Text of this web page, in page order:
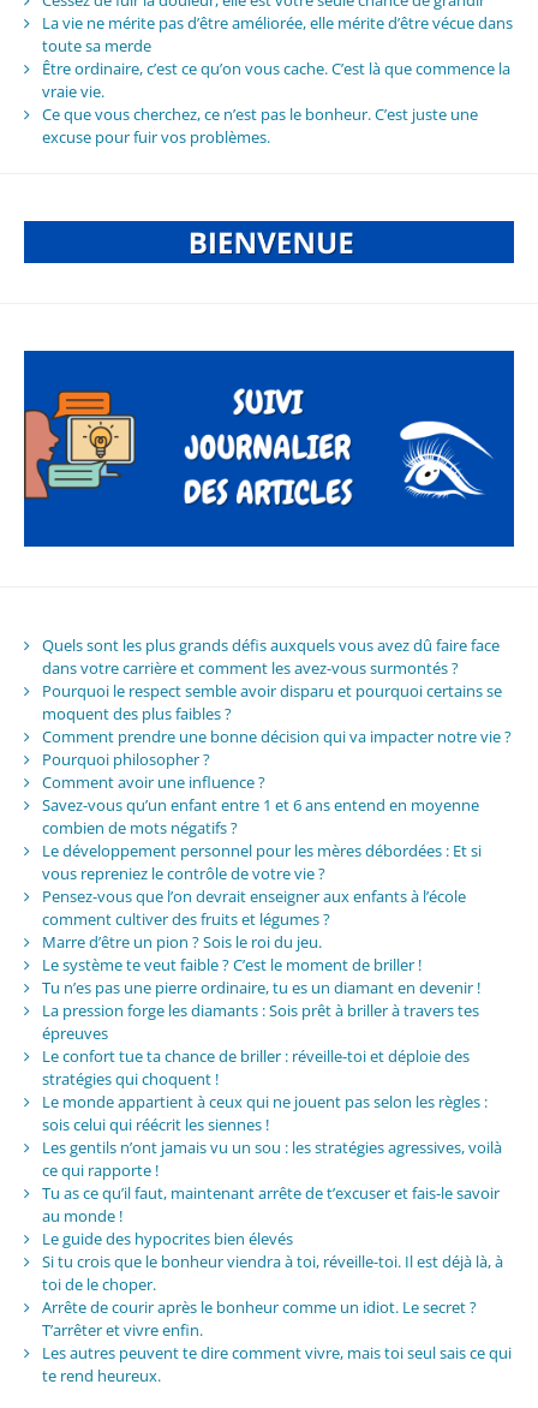
La vie ne mérite pas d’être améliorée, elle mérite d’être vécue dans
toute sa merde
Être ordinaire, c’est ce qu’on vous cache. C’est là que commence la
vraie vie.
Ce que vous cherchez, ce n’est pas le bonheur. C’est juste une
excuse pour fuir vos problèmes.
Quels sont les plus grands défis auxquels vous avez dû faire face
dans votre carrière et comment les avez-vous surmontés ?
Pourquoi le respect semble avoir disparu et pourquoi certains se
moquent des plus faibles ?
Comment prendre une bonne décision qui va impacter notre vie ?
Pourquoi philosopher ?
Comment avoir une influence ?
Savez-vous qu’un enfant entre 1 et 6 ans entend en moyenne
combien de mots négatifs ?
Le développement personnel pour les mères débordées : Et si
vous repreniez le contrôle de votre vie ?
Pensez-vous que l’on devrait enseigner aux enfants à l’école
comment cultiver des fruits et légumes ?
Marre d’être un pion ? Sois le roi du jeu.
Le système te veut faible ? C’est le moment de briller !
Tu n’es pas une pierre ordinaire, tu es un diamant en devenir !
La pression forge les diamants : Sois prêt à briller à travers tes
épreuves
Le confort tue ta chance de briller : réveille-toi et déploie des
stratégies qui choquent !
Le monde appartient à ceux qui ne jouent pas selon les règles :
sois celui qui réécrit les siennes !
Les gentils n’ont jamais vu un sou : les stratégies agressives, voilà
ce qui rapporte !
Tu as ce qu’il faut, maintenant arrête de t’excuser et fais-le savoir
au monde !
Le guide des hypocrites bien élevés
Si tu crois que le bonheur viendra à toi, réveille-toi. Il est déjà là, à
toi de le choper.
Arrête de courir après le bonheur comme un idiot. Le secret ?
T’arrêter et vivre enfin.
Les autres peuvent te dire comment vivre, mais toi seul sais ce qui
te rend heureux.